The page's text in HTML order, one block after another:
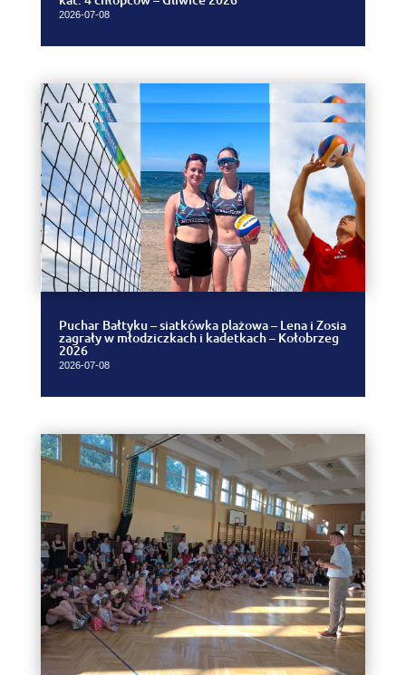
2026-07-08
Puchar Bałtyku – siatkówka plażowa – Lena i Zosia
zagrały w młodziczkach i kadetkach – Kołobrzeg
2026
2026-07-08